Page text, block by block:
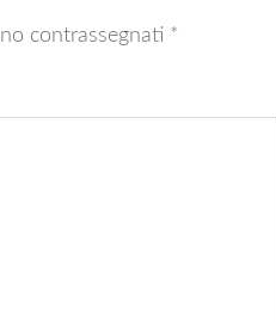
contrassegnati *